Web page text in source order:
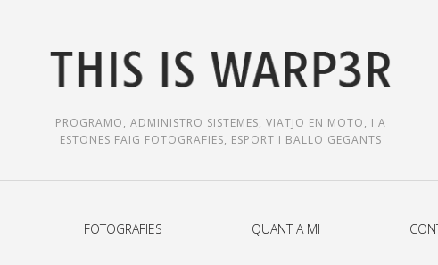
PROGRAMO, ADMINISTRO SISTEMES, VIATJO EN MOTO, I A
ESTONES FAIG FOTOGRAFIES, ESPORT I BALLO GEGANTS
FOTOGRAFIES QUANT A MI